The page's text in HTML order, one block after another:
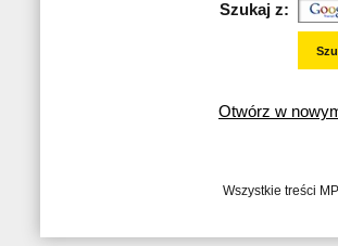
Szukaj z:
Otwórz w
Wszystkie treści